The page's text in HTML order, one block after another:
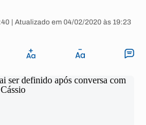
| Atualizado em 04/02/2020 às 19:23